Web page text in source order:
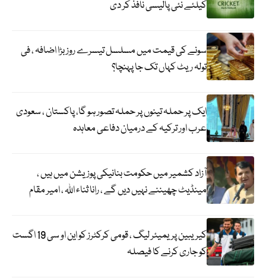
کیلئے نئی پالیسی نافذ کر دی
سونے کی قیمت میں مسلسل تیسرے روز بڑا اضافہ ، فی
تولہ ریٹ کہاں تک جا پہنچا؟
ایک پر حملہ تینوں پر حملہ تصور ہو گا، پاکستان ، سعودی
عرب اور ترکیہ کے درمیان دفاعی معاہدہ
آزاد کشمیر میں حکومت بنانیکی پوزیشن میں ہیں ،
مینڈیٹ چھیننے نہیں دیں گے ، رانا ثناء اللہ ، امیر مقام
کیریبین پریمیئر لیگ ، قومی کرکٹرز کو این او سی 19 اگست
کو جاری کرنے کا فیصلہ